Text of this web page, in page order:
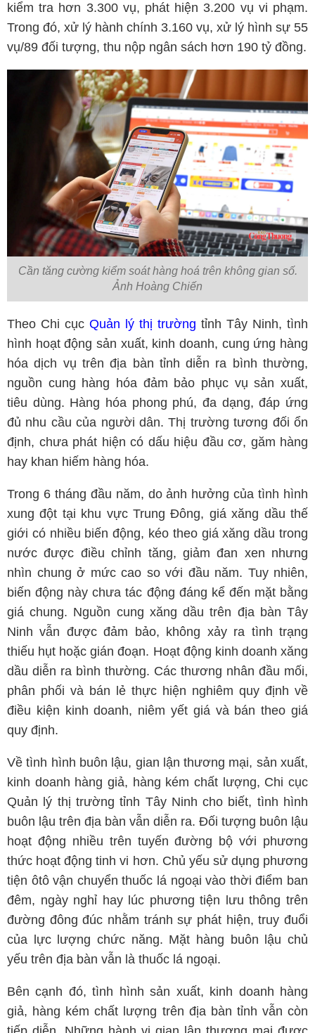
kiểm tra hơn 3.300 vụ, phát hiện 3.200 vụ vi phạm.
Trong đó, xử lý hành chính 3.160 vụ, xử lý hình sự 55
vụ/89 đối tượng, thu nộp ngân sách hơn 190 tỷ đồng.
Cần tăng cường kiểm soát hàng hoá trên không gian số.
Ảnh Hoàng Chiến
Theo Chi cục Quản lý thị trường tỉnh Tây Ninh, tình
hình hoạt động sản xuất, kinh doanh, cung ứng hàng
hóa dịch vụ trên địa bàn tỉnh diễn ra bình thường,
nguồn cung hàng hóa đảm bảo phục vụ sản xuất,
tiêu dùng. Hàng hóa phong phú, đa dạng, đáp ứng
đủ nhu cầu của người dân. Thị trường tương đối ổn
định, chưa phát hiện có dấu hiệu đầu cơ, găm hàng
hay khan hiếm hàng hóa.
Trong 6 tháng đầu năm, do ảnh hưởng của tình hình
xung đột tại khu vực Trung Đông, giá xăng dầu thế
giới có nhiều biến động, kéo theo giá xăng dầu trong
nước được điều chỉnh tăng, giảm đan xen nhưng
nhìn chung ở mức cao so với đầu năm. Tuy nhiên,
biến động này chưa tác động đáng kể đến mặt bằng
giá chung. Nguồn cung xăng dầu trên địa bàn Tây
Ninh vẫn được đảm bảo, không xảy ra tình trạng
thiếu hụt hoặc gián đoạn. Hoạt động kinh doanh xăng
dầu diễn ra bình thường. Các thương nhân đầu mối,
phân phối và bán lẻ thực hiện nghiêm quy định về
điều kiện kinh doanh, niêm yết giá và bán theo giá
quy định.
Về tình hình buôn lậu, gian lận thương mại, sản xuất,
kinh doanh hàng giả, hàng kém chất lượng, Chi cục
Quản lý thị trường tỉnh Tây Ninh cho biết, tình hình
buôn lậu trên địa bàn vẫn diễn ra. Đối tượng buôn lậu
hoạt động nhiều trên tuyến đường bộ với phương
thức hoạt động tinh vi hơn. Chủ yếu sử dụng phương
tiện ôtô vận chuyển thuốc lá ngoại vào thời điểm ban
đêm, ngày nghỉ hay lúc phương tiện lưu thông trên
đường đông đúc nhằm tránh sự phát hiện, truy đuổi
của lực lượng chức năng. Mặt hàng buôn lậu chủ
yếu trên địa bàn vẫn là thuốc lá ngoại.
Bên cạnh đó, tình hình sản xuất, kinh doanh hàng
giả, hàng kém chất lượng trên địa bàn tỉnh vẫn còn